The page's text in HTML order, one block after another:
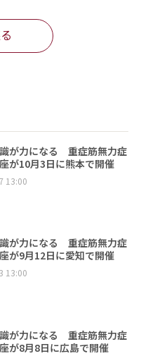
が力になる 重症筋無力症
が10月3日に熊本で開催
13:00
が力になる 重症筋無力症
が9月12日に愛知で開催
13:00
が力になる 重症筋無力症
が8月8日に広島で開催